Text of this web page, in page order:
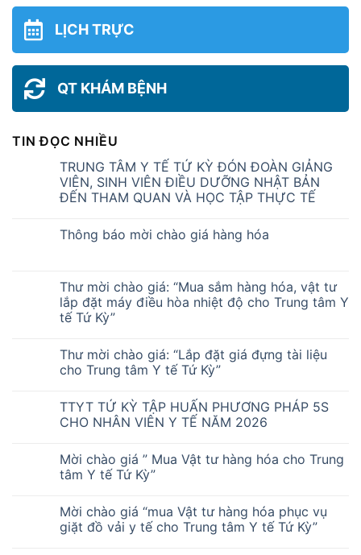
LỊCH TRỰC
QT KHÁM BỆNH
TIN ĐỌC NHIỀU
TRUNG TÂM Y TẾ TỨ KỲ ĐÓN ĐOÀN GIẢNG
VIÊN, SINH VIÊN ĐIỀU DƯỠNG NHẬT BẢN
ĐẾN THAM QUAN VÀ HỌC TẬP THỰC TẾ
Thông báo mời chào giá hàng hóa
Thư mời chào giá: “Mua sắm hàng hóa, vật tư
lắp đặt máy điều hòa nhiệt độ cho Trung tâm Y
tế Tứ Kỳ”
Thư mời chào giá: “Lắp đặt giá đựng tài liệu
cho Trung tâm Y tế Tứ Kỳ”
TTYT TỨ KỲ TẬP HUẤN PHƯƠNG PHÁP 5S
CHO NHÂN VIÊN Y TẾ NĂM 2026
Mời chào giá ” Mua Vật tư hàng hóa cho Trung
tâm Y tế Tứ Kỳ”
Mời chào giá “mua Vật tư hàng hóa phục vụ
giặt đồ vải y tế cho Trung tâm Y tế Tứ Kỳ”